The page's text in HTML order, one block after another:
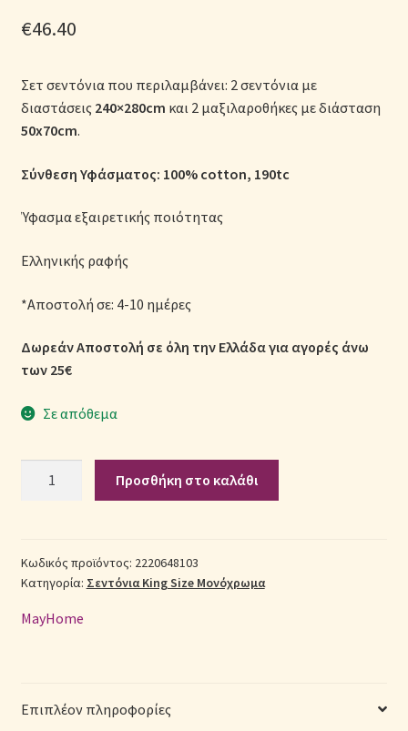
Όροι Χρήσης
Παπλώματα για Ζεστασιά & Άνεση
Παπλωματοθήκες
Πικέ Κουβέρτες
Πληρωμές
€46.40
Σετ σεντόνια που περιλαμβάνει: 2 σεντόνια με
διαστάσεις240×280cm και 2 μαξιλαροθήκες με διάσταση
50x70cm.
Σύνθεση Υφάσματος: 100% cotton, 190tc
Ύφασμα εξαιρετικής ποιότητας
Ελληνικής ραφής
*Αποστολή σε: 4-10 ημέρες
Δωρεάν Αποστολή σε όλη την Ελλάδα για αγορές άνω
των 25€
Σε απόθεμα
Size
2220648103
280cm
–
Προσθήκη στο καλάθι
Κωδικός προϊόντος: 2220648103
Κατηγορία: Σεντόνια King Size Μονόχρωμα
MayHome
Επιπλέον πληροφορίες